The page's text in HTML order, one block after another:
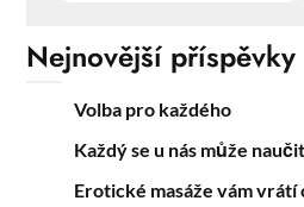
Nejnovější příspěvky
Volba pro každého
Každý se u nás může
Erotické masáže vám vrátí